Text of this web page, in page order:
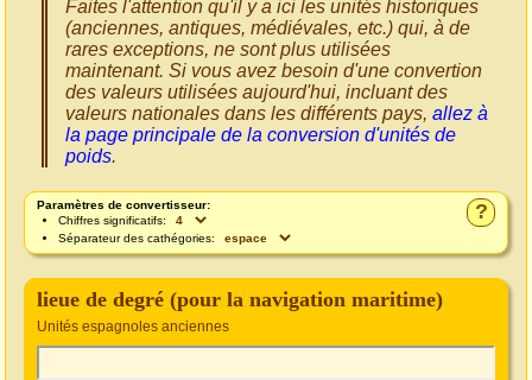
Faites l'attention qu'il y a ici les unités historiques
(anciennes, antiques, médiévales, etc.) qui, à de
rares exceptions, ne sont plus utilisées
maintenant. Si vous avez besoin d'une convertion
des valeurs utilisées aujourd'hui, incluant des
valeurs nationales dans les différents pays, allez à
la page principale de la conversion d'unités de
poids.
?
Paramètres de convertisseur:
Chiffres significatifs:
Séparateur des cathégories:
lieue de degré (pour la navigation maritime)
Unités espagnoles anciennes